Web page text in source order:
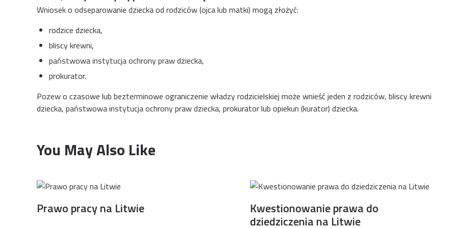
Wniosek o odseparowanie dziecka od rodziców (ojca lub matki) mogą złożyć:
rodzice dziecka,
bliscy krewni,
państwowa instytucja ochrony praw dziecka,
prokurator.
Pozew o czasowe lub bezterminowe ograniczenie władzy rodzicielskiej może wnieść jeden z rodziców, bliscy krewni
dziecka, państwowa instytucja ochrony praw dziecka, prokurator lub opiekun (kurator) dziecka.
You May Also Like
Prawo pracy na Litwie Kwestionowanie prawa do
dziedziczenia na Litwie